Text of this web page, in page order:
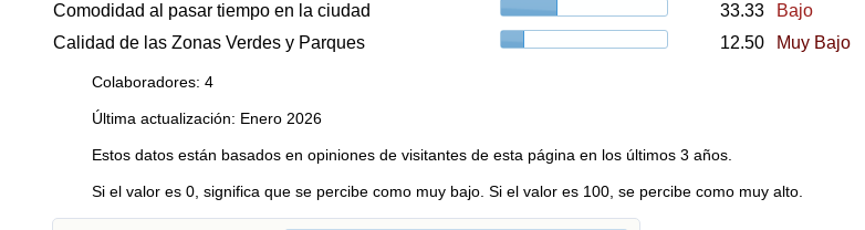
Comodidad al pasar tiempo en la ciudad
33.33
Bajo
Calidad de las Zonas Verdes y Parques
12.50 Muy Bajo
Colaboradores: 4
Última actualización: Enero 2026
Estos datos están basados en opiniones de visitantes de esta página en los últimos 3 años.
Si el valor es 0, significa que se percibe como muy bajo. Si el valor es 100, se percibe como muy alto.